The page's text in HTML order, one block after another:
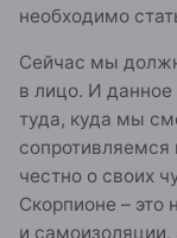
необходимо
Сейчас мы
в лицо. И
туда, куда мы
честно о своих
Скорпионе – это
и